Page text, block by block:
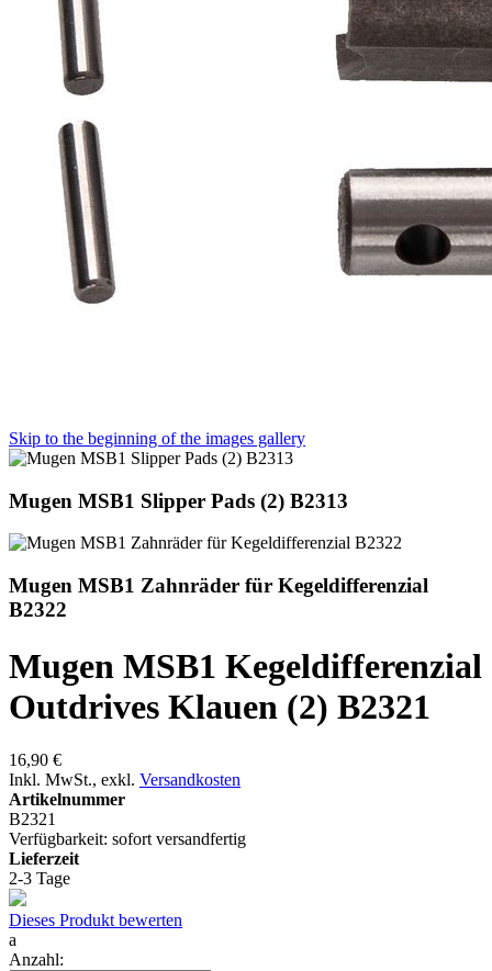
Skip to the beginning of the images gallery
Mugen MSB1 Slipper Pads (2) B2313
Mugen MSB1 Zahnräder für Kegeldifferenzial
B2322
Mugen MSB1 Kegeldifferenzial
Outdrives Klauen (2) B2321
16,90 €
Inkl. MwSt., exkl. Versandkosten
Artikelnummer
B2321
Verfügbarkeit: sofort versandfertig
Lieferzeit
2-3 Tage
Dieses Produkt bewerten
a
Anzahl: